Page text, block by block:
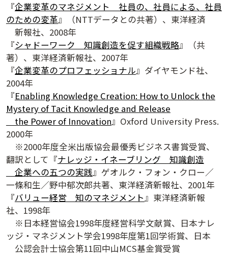
『企業変革のマネジメント 社員の、社員による、社員
のための変革』（NTTデータとの共著）、東洋経済
新報社、2008年
『シャドーワーク 知識創造を促す組織戦略』（共
著）、東洋経済新報社、2007年
『企業変革のプロフェッショナル』ダイヤモンド社、
2004年
『Enabling Knowledge Creation: How to Unlock the
Mystery of Tacit Knowledge and Release
the Power of Innovation』Oxford University Press.
2000年
※2000年度全米出版協会最優秀ビジネス書賞受賞、
翻訳として『ナレッジ・イネーブリング 知識創造
企業への五つの実践』ゲオルク・フォン・クロー／
一條和生／野中郁次郎共著、東洋経済新報社、2001年
『バリュー経営 知のマネジメント』東洋経済新報
社、1998年
※日本経営協会1998年度経営科学文献賞、日本ナレ
ッジ・マネジメント学会1998年度第1回学術賞、日本
公認会計士協会第11回中山MCS基金賞受賞
夕学レポート